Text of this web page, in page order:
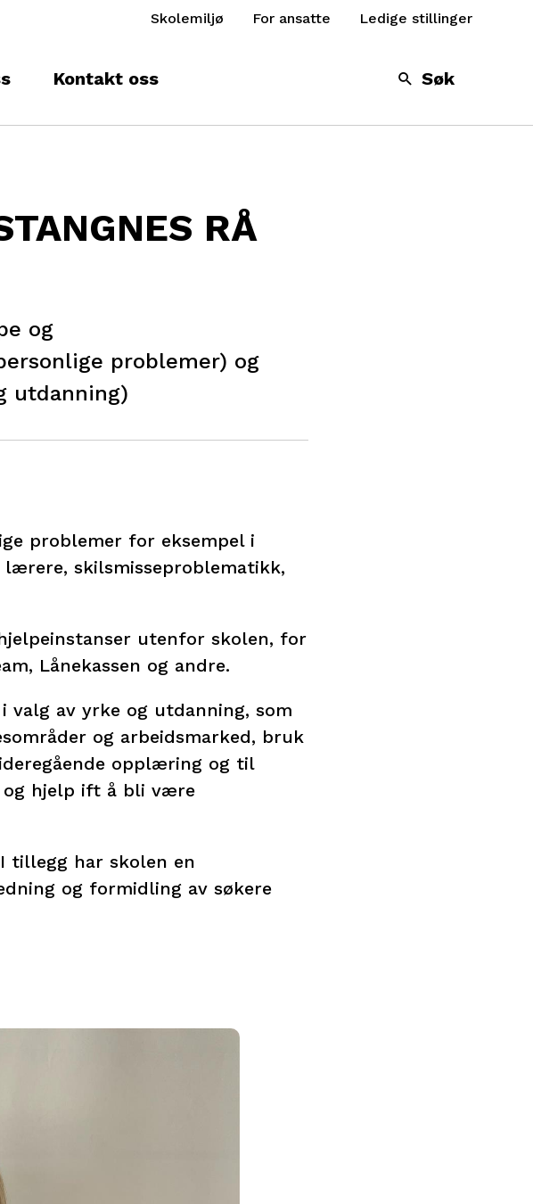
Skolemiljø For ansatte Ledige stillinger
Kontakt oss Søk
RÅ
og
problemer) og
utdanning)
problemer for eksempel i
lærere, skilsmisseproblematikk,
utenfor skolen, for
Lånekassen og andre.
valg av yrke og utdanning, som
og arbeidsmarked, bruk
opplæring og til
og hjelp ift å bli være
tillegg har skolen en
og formidling av søkere